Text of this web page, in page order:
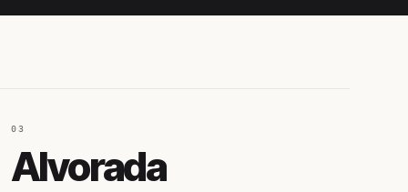
03
Alvorada